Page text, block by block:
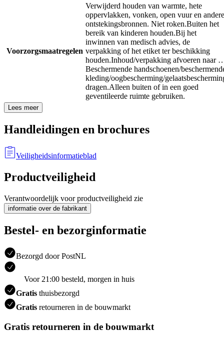
Voorzorgsmaatregelen
Verwijderd houden van warmte, hete
oppervlakken, vonken, open vuur en andere
ontstekingsbronnen. Niet roken.Buiten het
bereik van kinderen houden.Bij het
inwinnen van medisch advies, de
verpakking of het etiket ter beschikking
houden.Inhoud/verpakking afvoeren naar
Beschermende handschoenen/
kleding/oogbescherming/
dragen.Alleen buiten of in een goed
geventileerde ruimte gebruiken.
Lees meer
Handleidingen en brochures
Veiligheidsinformatieblad
Productveiligheid
Verantwoordelijk voor productveiligheid zie
informatie over de fabrikant
Bestel- en bezorginformatie
Bezorgd door PostNL
Voor 21:00 besteld, morgen in huis
Gratis thuisbezorgd
Gratis retourneren in de bouwmarkt
Gratis retourneren in de bouwmarkt